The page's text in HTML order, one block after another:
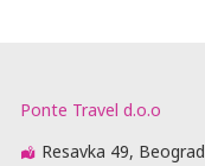
Ponte Travel d.o.o
Resavka 49, Beograd